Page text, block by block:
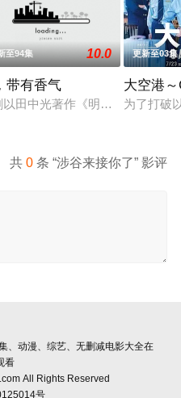
像喜欢我
。” 从换座位开始?? 性格完全
至94集 10.0
带有香气
以田中光著作《明治的南丁格尔
更新至03集
大空港
为了打破
共0 条 “涉谷来接你了” 影评
、动漫、综艺、无删减电影大全在
看
All Rights Reserved
号